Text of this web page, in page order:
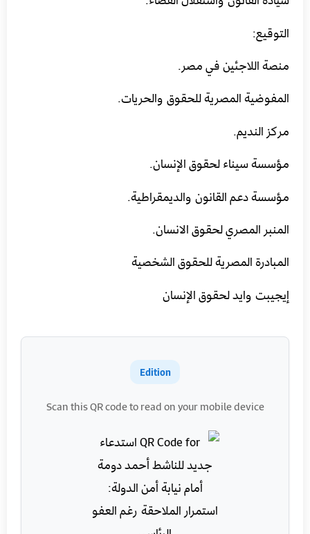
التوقيع:
منصة اللاجئين في مصر.
المفوضية المصرية للحقوق والحريات.
مركز النديم.
مؤسسة سيناء لحقوق الإنسان.
مؤسسة دعم القانون والديمقراطية.
المنبر المصري لحقوق الانسان.
المبادرة المصرية للحقوق الشخصية
إيجيبت وايد لحقوق الإنسان
Edition
Scan this QR code to read on your mobile device